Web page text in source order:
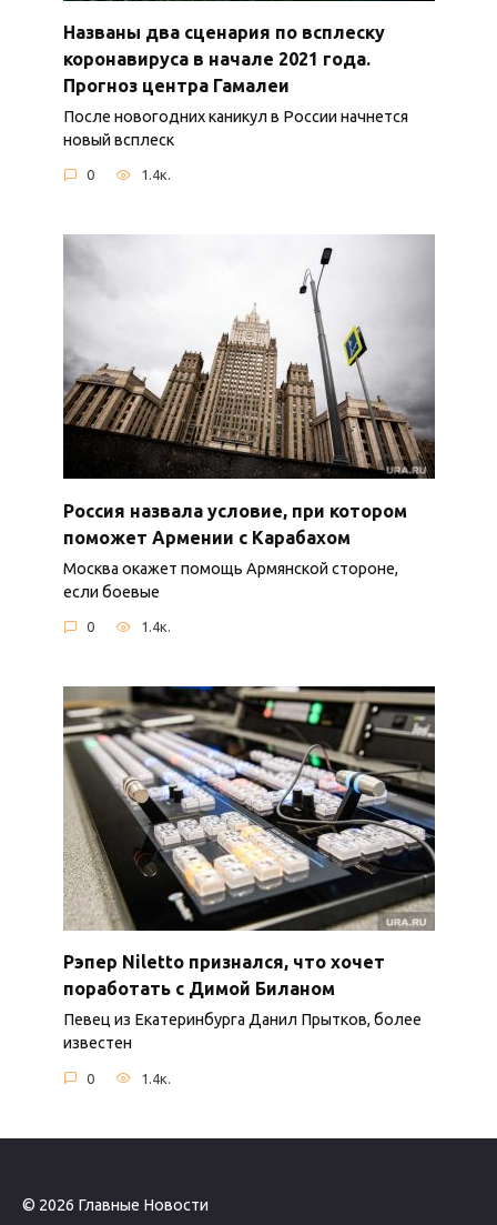
Названы два сценария по всплеску
коронавируса в начале 2021 года.
Прогноз центра Гамалеи
После новогодних каникул в России начнется
новый всплеск
0 1.4к.
Россия назвала условие, при котором
поможет Армении с Карабахом
Москва окажет помощь Армянской стороне,
если боевые
0 1.4к.
Рэпер Niletto признался, что хочет
поработать с Димой Биланом
Певец из Екатеринбурга Данил Прытков, более
известен
0 1.4к.
© 2026 Главные Новости